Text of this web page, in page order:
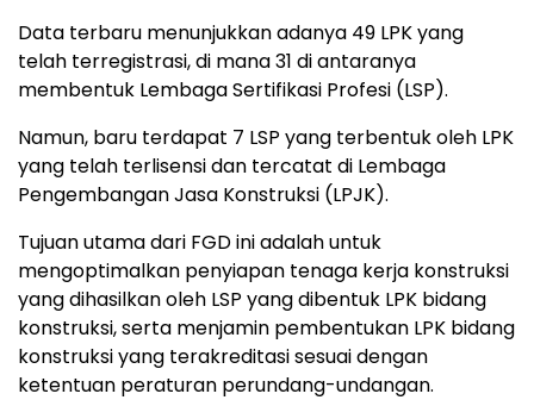
Data terbaru menunjukkan adanya 49 LPK yang
telah terregistrasi, di mana 31 di antaranya
membentuk Lembaga Sertifikasi Profesi (LSP).
Namun, baru terdapat 7 LSP yang terbentuk oleh LPK
yang telah terlisensi dan tercatat di Lembaga
Pengembangan Jasa Konstruksi (LPJK).
Tujuan utama dari FGD ini adalah untuk
mengoptimalkan penyiapan tenaga kerja konstruksi
yang dihasilkan oleh LSP yang dibentuk LPK bidang
konstruksi, serta menjamin pembentukan LPK bidang
konstruksi yang terakreditasi sesuai dengan
ketentuan peraturan perundang-undangan.